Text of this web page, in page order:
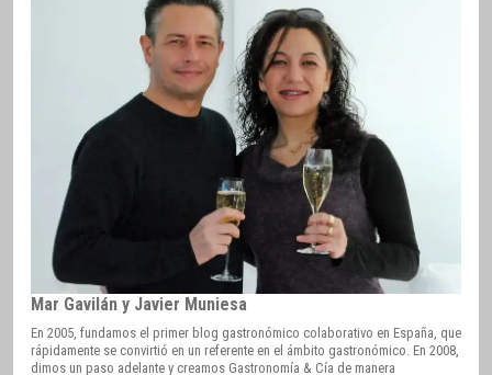
Mar Gavilán y Javier Muniesa
En 2005, fundamos el primer blog gastronómico colaborativo en España, que
rápidamente se convirtió en un referente en el ámbito gastronómico. En 2008,
dimos un paso adelante y creamos Gastronomía & Cía de manera